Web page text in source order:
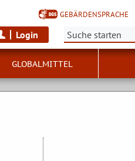
GEBÄRDENSPRACHE
Login Suche:
GLOBALMITTEL